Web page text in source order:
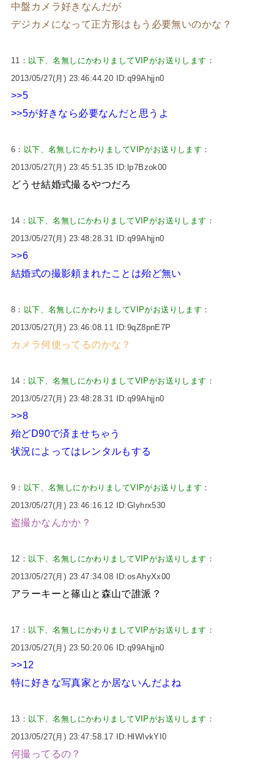
中盤カメラ好きなんだが
デジカメになって正方形はもう必要無いのかな？
11： 以下、名無しにかわりましてVIPがお送りします ：
2013/05/27(月) 23:46:44.20 ID:q99Ahjjn0
>>5
>>5が好きなら必要なんだと思うよ
6： 以下、名無しにかわりましてVIPがお送りします ：
2013/05/27(月) 23:45:51.35 ID:lp7Bzok00
どうせ結婚式撮るやつだろ
14： 以下、名無しにかわりましてVIPがお送りします ：
2013/05/27(月) 23:48:28.31 ID:q99Ahjjn0
>>6
結婚式の撮影頼まれたことは殆ど無い
8： 以下、名無しにかわりましてVIPがお送りします ：
2013/05/27(月) 23:46:08.11 ID:9qZ8pnE7P
カメラ何使ってるのかな？
14： 以下、名無しにかわりましてVIPがお送りします ：
2013/05/27(月) 23:48:28.31 ID:q99Ahjjn0
>>8
殆どD90で済ませちゃう
状況によってはレンタルもする
9： 以下、名無しにかわりましてVIPがお送りします ：
2013/05/27(月) 23:46:16.12 ID:Glyhrx530
盗撮かなんかか？
12： 以下、名無しにかわりましてVIPがお送りします ：
2013/05/27(月) 23:47:34.08 ID:osAhyXx00
アラーキーと篠山と森山で誰派？
17： 以下、名無しにかわりましてVIPがお送りします ：
2013/05/27(月) 23:50:20.06 ID:q99Ahjjn0
>>12
特に好きな写真家とか居ないんだよね
13： 以下、名無しにかわりましてVIPがお送りします ：
2013/05/27(月) 23:47:58.17 ID:HlWlvkYI0
何撮ってるの？